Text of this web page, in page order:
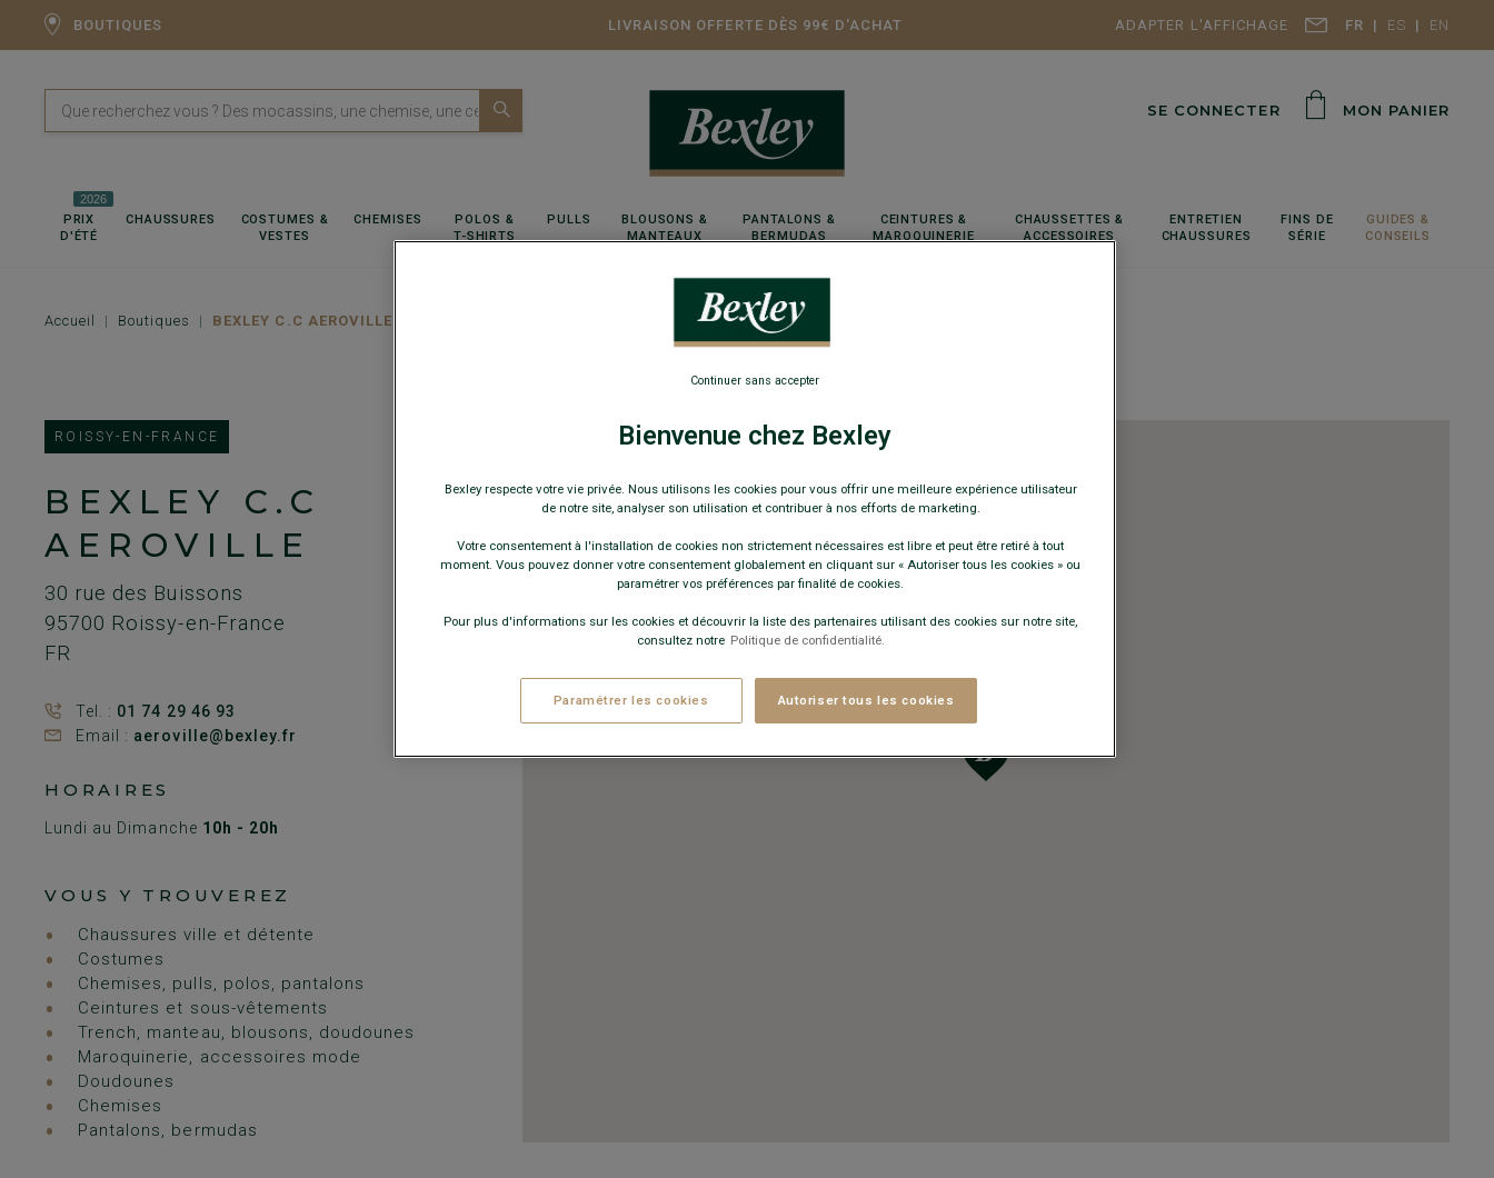
FR ES EN
BOUTIQUES LIVRAISON OFFERTE DÈS 99€ D'ACHAT ADAPTER L'AFFICHAGE
SE CONNECTER MON PANIER
PRIX
D'ÉTÉ
2026
CHAUSSURES
COSTUMES &
VESTES
CHEMISES
POLOS &
T-SHIRTS
PULLS
BLOUSONS &
MANTEAUX
PANTALONS &
BERMUDAS
CEINTURES &
MAROQUINERIE
CHAUSSETTES &
ACCESSOIRES
ENTRETIEN
CHAUSSURES
FINS DE
SÉRIE
GUIDES &
CONSEILS
Accueil Boutiques BEXLEY C.C AEROVILLE
ROISSY-EN-FRANCE
BEXLEY C.C
AEROVILLE
30 rue des Buissons
95700 Roissy-en-France
FR
Tel. : 01 74 29 46 93
Email : aeroville@bexley.fr
HORAIRES
Lundi au Dimanche 10h - 20h
VOUS Y TROUVEREZ
Chaussures ville et détente
Costumes
Chemises, pulls, polos, pantalons
Ceintures et sous-vêtements
Trench, manteau, blousons, doudounes
Maroquinerie, accessoires mode
Doudounes
Chemises
Pantalons, bermudas
Bienvenue chez Bexley
Bexley respecte votre vie privée. Nous utilisons les cookies pour vous offrir une meilleure expérience utilisateur
de notre site, analyser son utilisation et contribuer à nos efforts de marketing.
Votre consentement à l'installation de cookies non strictement nécessaires est libre et peut être retiré à tout
moment. Vous pouvez donner votre consentement globalement en cliquant sur « Autoriser tous les cookies » ou
paramétrer vos préférences par finalité de cookies.
Pour plus d'informations sur les cookies et découvrir la liste des partenaires utilisant des cookies sur notre site,
consultez notre Politique de confidentialité.
Paramétrer les cookies Autoriser tous les cookies
Continuer sans accepter